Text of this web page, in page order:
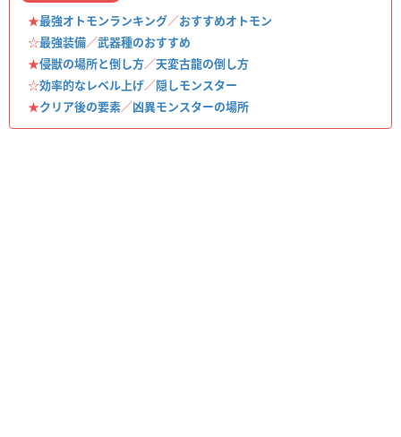
★最強オトモンランキング／おすすめオトモン
☆最強装備／武器種のおすすめ
★侵獣の場所と倒し方／天変古龍の倒し方
☆効率的なレベル上げ／隠しモンスター
★クリア後の要素／凶異モンスターの場所